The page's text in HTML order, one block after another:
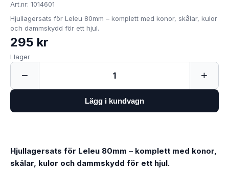
Art.nr: 1014601
Hjullagersats för Leleu 80mm – komplett med konor, skålar, kulor
och dammskydd för ett hjul.
295 kr
I lager
− 1 +
Lägg i kundvagn
Hjullagersats för Leleu 80mm – komplett med konor,
skålar, kulor och dammskydd för ett hjul.